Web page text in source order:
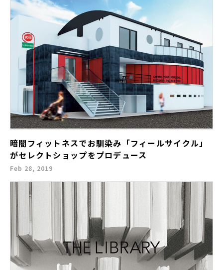
暗闇フィットネスでお馴染み「フィールサイクル」
がセレクトショップをプロデュース
Feb 28, 2019